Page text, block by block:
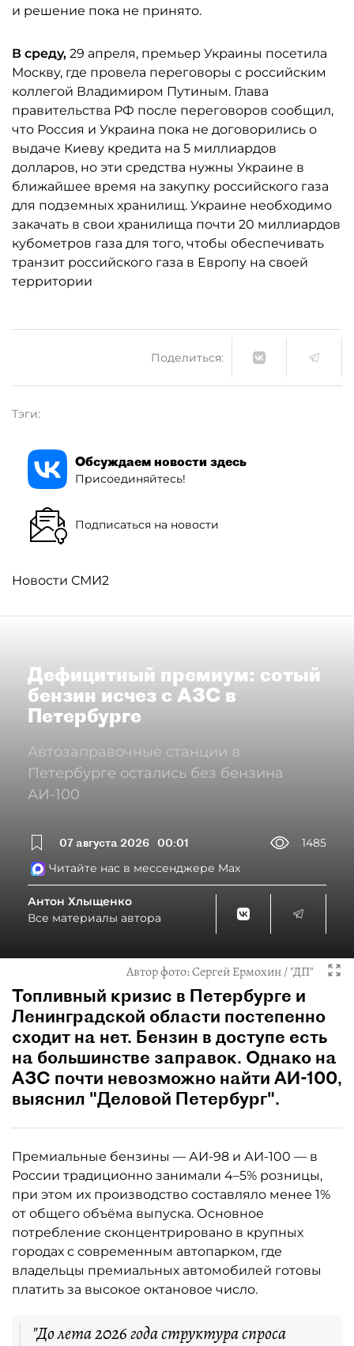
и решение пока не принято.
В среду, 29 апреля, премьер Украины посетила
Москву, где провела переговоры с российским
коллегой Владимиром Путиным. Глава
правительства РФ после переговоров сообщил,
что Россия и Украина пока не договорились о
выдаче Киеву кредита на 5 миллиардов
долларов, но эти средства нужны Украине в
ближайшее время на закупку российского газа
для подземных хранилищ. Украине необходимо
закачать в свои хранилища почти 20 миллиардов
кубометров газа для того, чтобы обеспечивать
транзит российского газа в Европу на своей
территории
Поделиться:
Тэги:
Обсуждаем новости здесь
Присоединяйтесь!
Подписаться на новости
Новости СМИ2
Дефицитный премиум: сотый
бензин исчез с АЗС в
Петербурге
Автозаправочные станции в
Петербурге остались без бензина
АИ-100
07 августа 2026 00:01
1485
Читайте нас в мессенджере Max
Антон Хлыщенко
Все материалы автора
Автор фото:Сергей Ермохин / "ДП"
Топливный кризис в Петербурге и
Ленинградской области постепенно
сходит на нет. Бензин в доступе есть
на большинстве заправок. Однако на
АЗС почти невозможно найти АИ-100,
выяснил "Деловой Петербург".
Премиальные бензины — АИ-98 и АИ-100 — в
России традиционно занимали 4–5% розницы,
при этом их производство составляло менее 1%
от общего объёма выпуска. Основное
потребление сконцентрировано в крупных
городах с современным автопарком, где
владельцы премиальных автомобилей готовы
платить за высокое октановое число.
"До лета 2026 года структура спроса